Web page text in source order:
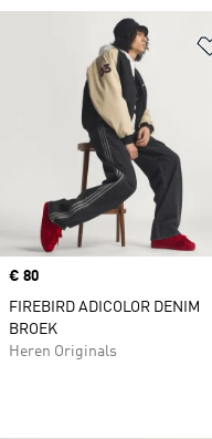
Price
€ 80
FIREBIRD ADICOLOR DENIM
BROEK
Heren Originals